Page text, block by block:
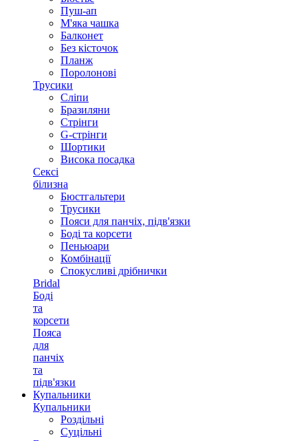
Пуш-ап
М'яка чашка
Балконет
Без кісточок
Планж
Поролонові
Трусики
Сліпи
Бразиляни
Стрінги
G-стрінги
Шортики
Висока посадка
Сексі
білизна
Бюстгальтери
Трусики
Пояси для панчіх, підв'язки
Боді та корсети
Пеньюари
Комбінації
Спокусливі дрібнички
Bridal
Боді
та
корсети
Пояса
для
панчіх
та
підв'язки
Купальники
Купальники
Роздільні
Суцільні